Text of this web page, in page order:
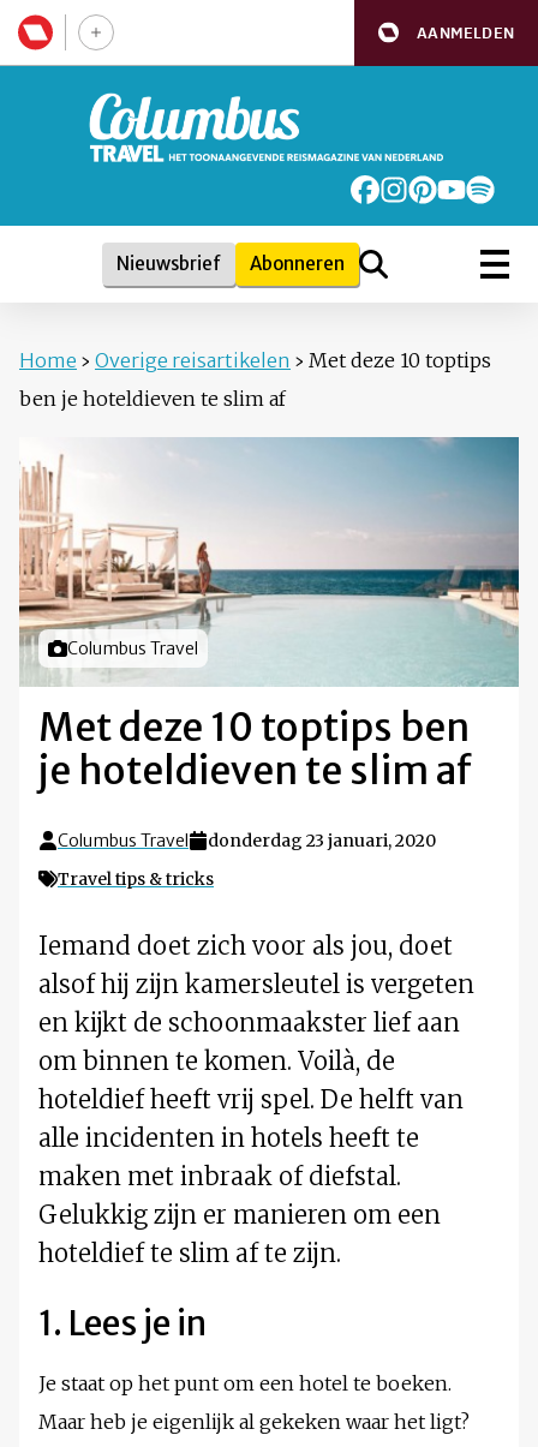
AANMELDEN
Nieuwsbrief Abonneren
Home › Overige reisartikelen › Met deze 10 toptips
ben je hoteldieven te slim af
Foto door
Columbus Travel
Met deze 10 toptips ben
je hoteldieven te slim af
Columbus Travel
donderdag 23 januari, 2020
Travel tips & tricks
Iemand doet zich voor als jou, doet
alsof hij zijn kamersleutel is vergeten
en kijkt de schoonmaakster lief aan
om binnen te komen. Voilà, de
hoteldief heeft vrij spel. De helft van
alle incidenten in hotels heeft te
maken met inbraak of diefstal.
Gelukkig zijn er manieren om een
hoteldief te slim af te zijn.
1. Lees je in
Je staat op het punt om een hotel te boeken.
Maar heb je eigenlijk al gekeken waar het ligt?